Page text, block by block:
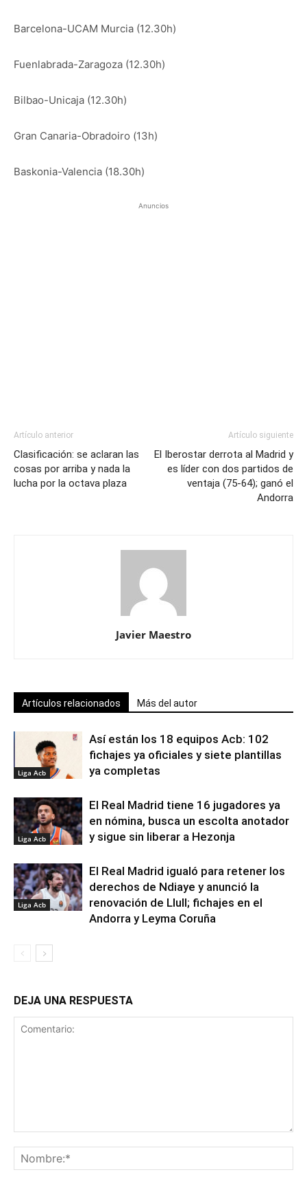
Barcelona-UCAM Murcia (12.30h)
Fuenlabrada-Zaragoza (12.30h)
Bilbao-Unicaja (12.30h)
Gran Canaria-Obradoiro (13h)
Baskonia-Valencia (18.30h)
Anuncios
Artículo anterior
Clasificación: se aclaran las
cosas por arriba y nada la
lucha por la octava plaza
Artículo siguiente
El Iberostar derrota al Madrid y
es líder con dos partidos de
ventaja (75-64); ganó el
Andorra
Javier Maestro
Artículos relacionados Más del autor
Liga Acb
Así están los 18 equipos Acb: 102
fichajes ya oficiales y siete plantillas
ya completas
Liga Acb
El Real Madrid tiene 16 jugadores ya
en nómina, busca un escolta anotador
y sigue sin liberar a Hezonja
Liga Acb
El Real Madrid igualó para retener los
derechos de Ndiaye y anunció la
renovación de Llull; fichajes en el
Andorra y Leyma Coruña
DEJA UNA RESPUESTA